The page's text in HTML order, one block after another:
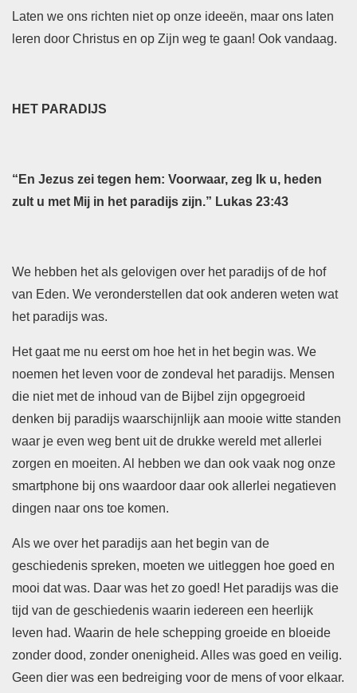
Laten we ons richten niet op onze ideeën, maar ons laten
leren door Christus en op Zijn weg te gaan! Ook vandaag.
HET PARADIJS
“En Jezus zei tegen hem: Voorwaar, zeg Ik u, heden
zult u met Mij in het paradijs zijn.” Lukas 23:43
We hebben het als gelovigen over het paradijs of de hof
van Eden. We veronderstellen dat ook anderen weten wat
het paradijs was.
Het gaat me nu eerst om hoe het in het begin was. We
noemen het leven voor de zondeval het paradijs. Mensen
die niet met de inhoud van de Bijbel zijn opgegroeid
denken bij paradijs waarschijnlijk aan mooie witte standen
waar je even weg bent uit de drukke wereld met allerlei
zorgen en moeiten. Al hebben we dan ook vaak nog onze
smartphone bij ons waardoor daar ook allerlei negatieven
dingen naar ons toe komen.
Als we over het paradijs aan het begin van de
geschiedenis spreken, moeten we uitleggen hoe goed en
mooi dat was. Daar was het zo goed! Het paradijs was die
tijd van de geschiedenis waarin iedereen een heerlijk
leven had. Waarin de hele schepping groeide en bloeide
zonder dood, zonder onenigheid. Alles was goed en veilig.
Geen dier was een bedreiging voor de mens of voor elkaar.